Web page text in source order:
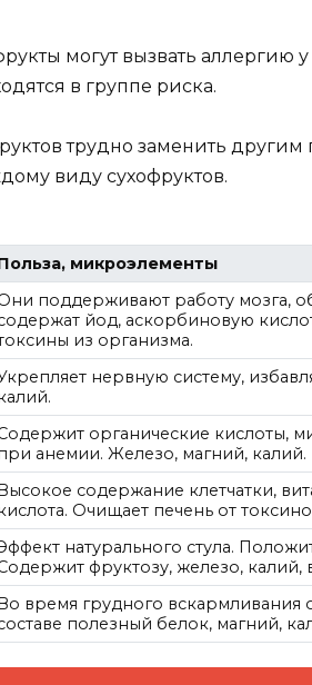
могут вызвать
в группе риска.
трудно заменить
виду сухофруктов.
микроэлементы
поддерживают работу мозга,
йод, аскорбиновую
из организма.
нервную систему,
органические кислоты,
анемии. Железо, магний, калий.
Высокое содержание клетчатки,
Очищает печень от
натурального стула.
фруктозу, железо, калий,
Во время грудного вскармливания
полезный белок, магний,